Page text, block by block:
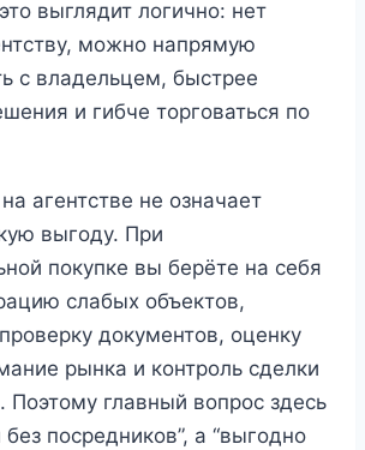
выглядит логично: нет
можно напрямую
с владельцем, быстрее
и гибче торговаться по
агентстве не означает
выгоду. При
покупке вы берёте на себя
слабых объектов,
документов, оценку
рынка и контроль сделки
Поэтому главный вопрос здесь
посредников”, а “выгодно